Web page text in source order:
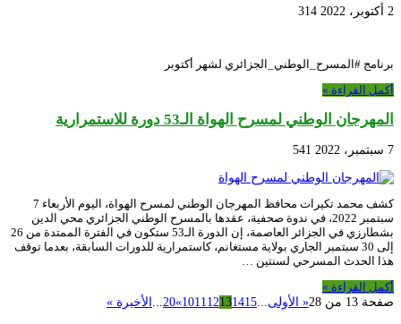
2 أكتوبر، 2022 314
برنامج #المسرح_الوطني_الجزائري لشهر أكتوبر
أكمل القراءة »
المهرجان الوطني لمسرح الهواة الـ53 دورة للاستمرارية
7 سبتمبر، 2022 541
كشف محمد تكيرات محافظ المهرجان الوطني لمسرح الهواة، اليوم الأربعاء 7
سبتمبر 2022، في ندوة صحفية، عقدها بالمسرح الوطني الجزائري محي الدين
بشطارزي في الجزائر العاصمة، إن الدورة الـ53 ستكون في الفترة الممتدة من 26
إلى 30 سبتمبر الجاري بولاية مستغانم، كاستمرارية للدورات السابقة، بعدما توقف
هذا الحدث المسرحي لسنتين …
أكمل القراءة »
صفحة 13 من 28
« الأولى 1011 12131415
»
20 الأخيرة »